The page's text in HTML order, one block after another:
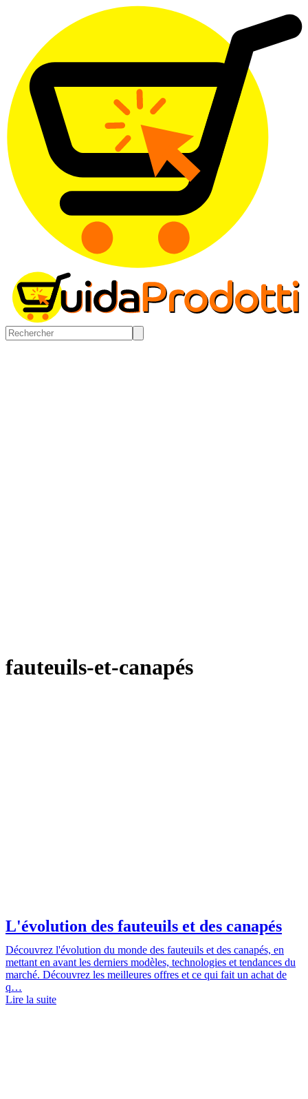
fauteuils-et-canapés
L'évolution des fauteuils et des canapés
Découvrez l'évolution du monde des fauteuils et des canapés, en
mettant en avant les derniers modèles, technologies et tendances du
marché. Découvrez les meilleures offres et ce qui fait un achat de
q…
Lire la suite